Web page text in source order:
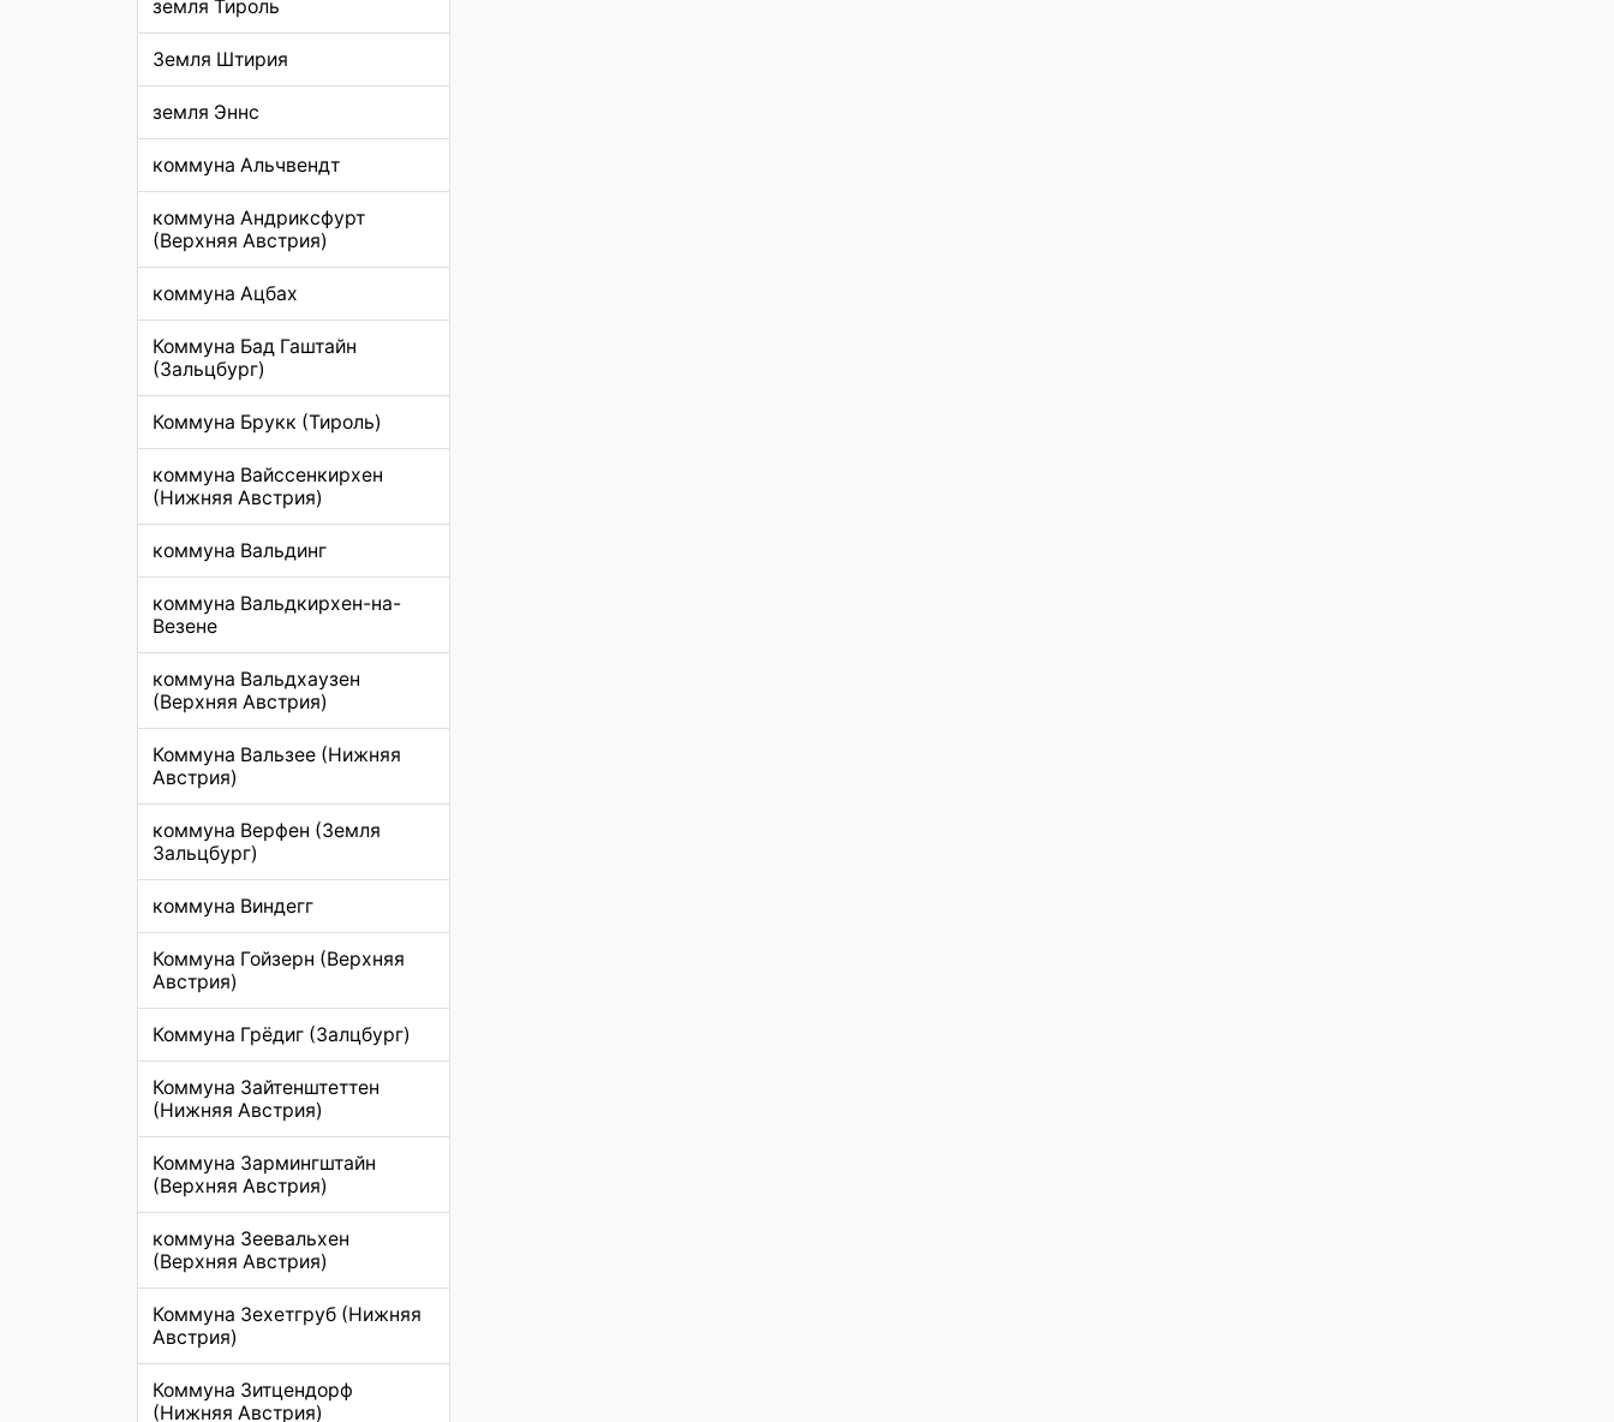
земля Тироль
Земля Штирия
земля Эннс
коммуна Альчвендт
коммуна Андриксфурт
(Верхняя Австрия)
коммуна Ацбах
Коммуна Бад Гаштайн
(Зальцбург)
Коммуна Брукк (Тироль)
коммуна Вайссенкирхен
(Нижняя Австрия)
коммуна Вальдинг
коммуна Вальдкирхен-на-
Везене
коммуна Вальдхаузен
(Верхняя Австрия)
Коммуна Вальзее (Нижняя
Австрия)
коммуна Верфен (Земля
Зальцбург)
коммуна Виндегг
Коммуна Гойзерн (Верхняя
Австрия)
Коммуна Грёдиг (Залцбург)
Коммуна Зайтенштеттен
(Нижняя Австрия)
Коммуна Зармингштайн
(Верхняя Австрия)
коммуна Зеевальхен
(Верхняя Австрия)
Коммуна Зехетгруб (Нижняя
Австрия)
Коммуна Зитцендорф
(Нижняя Австрия)